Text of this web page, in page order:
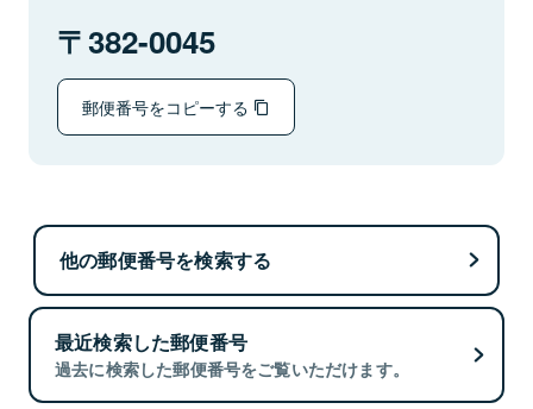
382-0045
郵便番号をコピーする
他の郵便番号を検索する
最近検索した郵便番号
過去に検索した郵便番号をご覧いただけます。